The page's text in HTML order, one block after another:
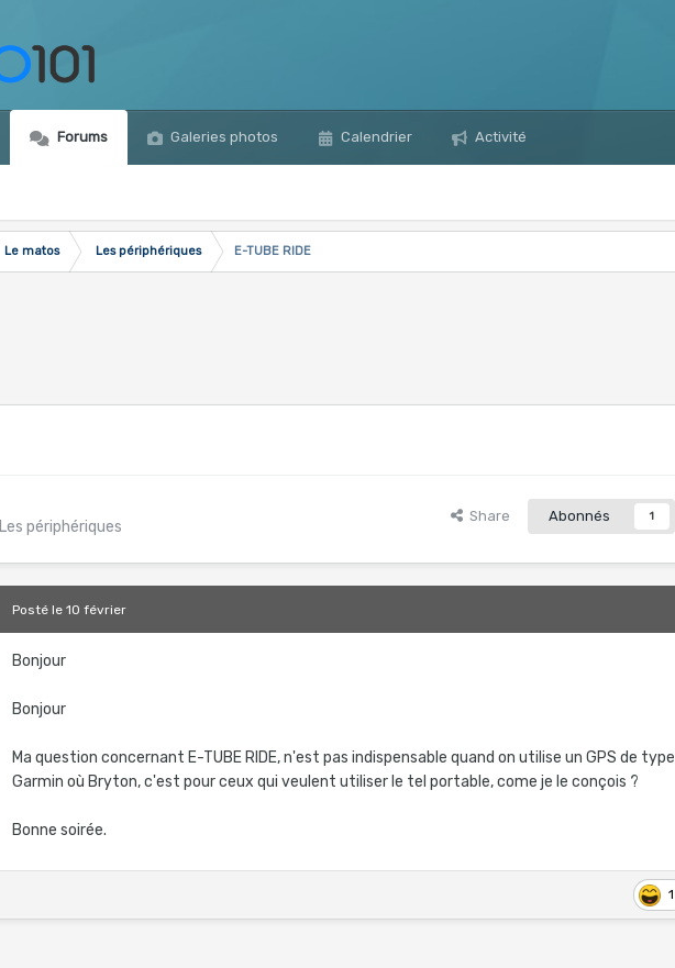
Forums Galeries photos Calendrier Activité
Le matos Les périphériques E-TUBE RIDE
Les périphériques
Share Abonnés 1
Postéle 10 février
Bonjour
Bonjour
Ma question concernant E-TUBE RIDE, n'est pas indispensable quand on utilise un GPS de type
Garmin où Bryton, c'est pour ceux qui veulent utiliser le tel portable, come je le conçois ?
Bonne soirée.
1